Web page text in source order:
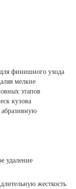
финишного ухода
мелкие
этапов
кузова
удаление
жесткость